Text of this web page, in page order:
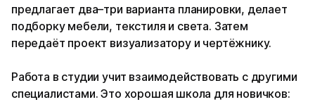
предлагает два–три варианта планировки, делает
подборку мебели, текстиля и света. Затем
передаёт проект визуализатору и чертёжнику.
Работа в студии учит взаимодействовать с другими
специалистами. Это хорошая школа для новичков: